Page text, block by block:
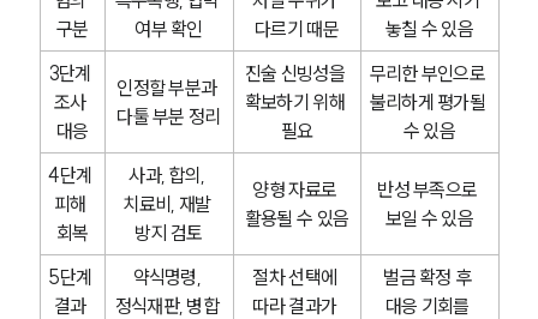
구분
여부 확인
다르기 때문
놓칠 수 있음
3단계
조사
대응
인정할 부분과
다툴 부분 정리
진술 신빙성을
확보하기 위해
필요
무리한 부인으로
불리하게 평가될
수 있음
4단계
피해
회복
사과, 합의,
치료비, 재발
방지 검토
양형 자료로
활용될 수 있음
반성 부족으로
보일 수 있음
5단계
결과
약식명령,
정식재판, 병합
절차 선택에
따라 결과가
벌금 확정 후
대응 기회를